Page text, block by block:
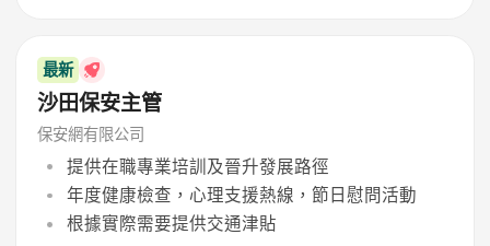
最新
沙田保安主管
保安網有限公司
提供在職專業培訓及晉升發展路徑
年度健康檢查，心理支援熱線，節日慰問活動
根據實際需要提供交通津貼